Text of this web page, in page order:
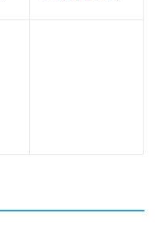
के खिलाफ प्रदर्शन